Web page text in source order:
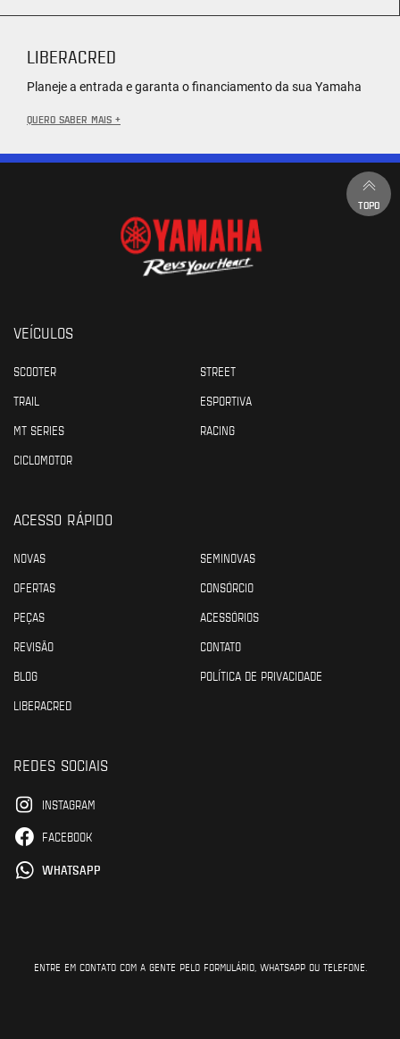
LIBERACRED
Planeje a entrada e garanta o financiamento da sua Yamaha
QUERO SABER MAIS +
TOPO
VEÍCULOS
SCOOTER
STREET
TRAIL
ESPORTIVA
MT SERIES
RACING
CICLOMOTOR
ACESSO RÁPIDO
NOVAS
SEMINOVAS
OFERTAS
CONSÓRCIO
PEÇAS
ACESSÓRIOS
REVISÃO
CONTATO
BLOG
POLÍTICA DE PRIVACIDADE
LIBERACRED
REDES SOCIAIS
INSTAGRAM
FACEBOOK
WHATSAPP
ENTRE EM CONTATO COM A GENTE PELO FORMULÁRIO, WHATSAPP OU TELEFONE.